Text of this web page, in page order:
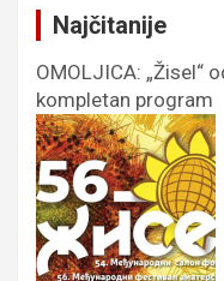
Najčitanije
OMOLJICA: „Žisel“
kompletan program